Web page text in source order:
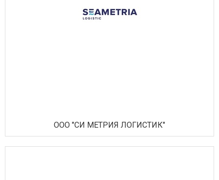
ООО "СИ МЕТРИЯ ЛОГИСТИК"